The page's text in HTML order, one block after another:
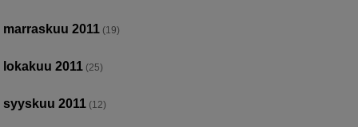
marraskuu 2011 (19)
lokakuu 2011 (25)
syyskuu 2011 (12)